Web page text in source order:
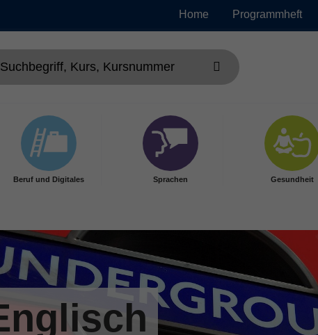
Home Programmheft
Beruf und Digitales Sprachen Gesundheit